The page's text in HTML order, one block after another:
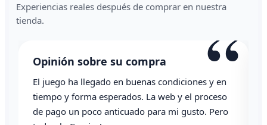
Experiencias reales después de comprar en nuestra
tienda.
“
Opinión sobre su compra
El juego ha llegado en buenas condiciones y en
tiempo y forma esperados. La web y el proceso
de pago un poco anticuado para mi gusto. Pero